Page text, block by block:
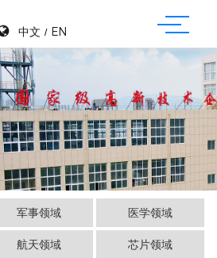
中文 / EN
军事领域 医学领域
航天领域 芯片领域